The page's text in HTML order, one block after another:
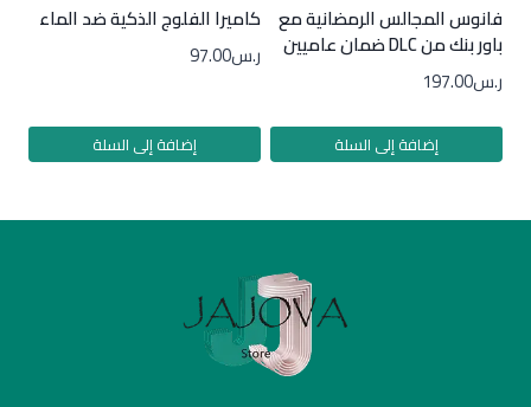
فانوس المجالس الرمضانية مع
باور بنك من DLC ضمان عاميين
ر.س197.00
إضافة إلى السلة
كاميرا الفلوج الذكية ضد الماء
ر.س97.00
إضافة إلى السلة